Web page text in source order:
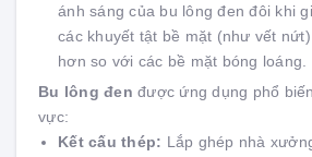
ánh sáng của bu lông đen đôi khi
các khuyết tật bề mặt (như vết
hơn so với các bề mặt bóng loáng.
Bu lông đen được ứng dụng phổ
vực:
Kết cấu thép: Lắp ghép nhà